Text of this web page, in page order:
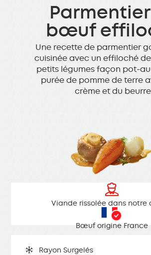
bœuf
Une recette de parmentier
cuisinée avec un effiloché
petits légumes façon pot-
purée de pomme de terre
crème et du
Viande rissolée dans notre
Bœuf origine France
Rayon Surgelés